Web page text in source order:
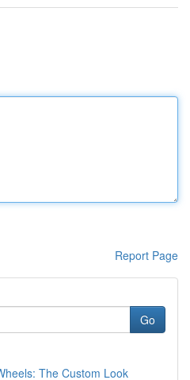
Report Page
Go
The Custom Look